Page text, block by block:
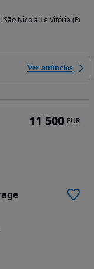
Nicolau e Vitória (Porto)
Ver anúncios
11 500 EUR